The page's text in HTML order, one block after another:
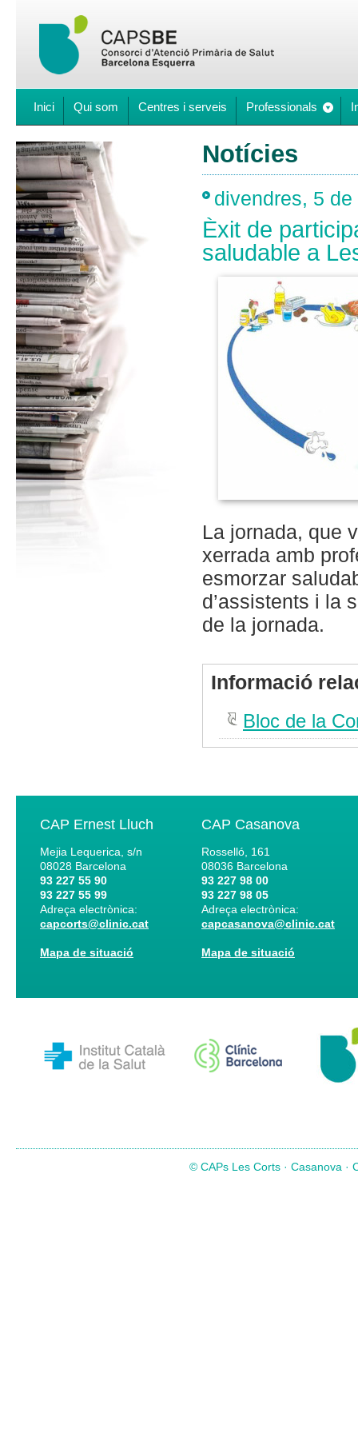
Inici Qui som Centres i serveis Professionals
Notícies
divendres, 5
Èxit de
saludable a
La jornada, que
xerrada amb
esmorzar
d’assistents i la
de la jornada.
Informació
Bloc de la
CAP Ernest Lluch
Mejia Lequerica, s/n
08028 Barcelona
93 227 55 90
93 227 55 99
Adreça electrònica:
capcorts@clinic.cat
Mapa de situació
CAP Casanova
Rosselló, 161
08036 Barcelona
93 227 98 00
93 227 98 05
Adreça electrònica:
capcasanova@clinic.cat
Mapa de situació
© CAPs Les Corts · Casanova ·